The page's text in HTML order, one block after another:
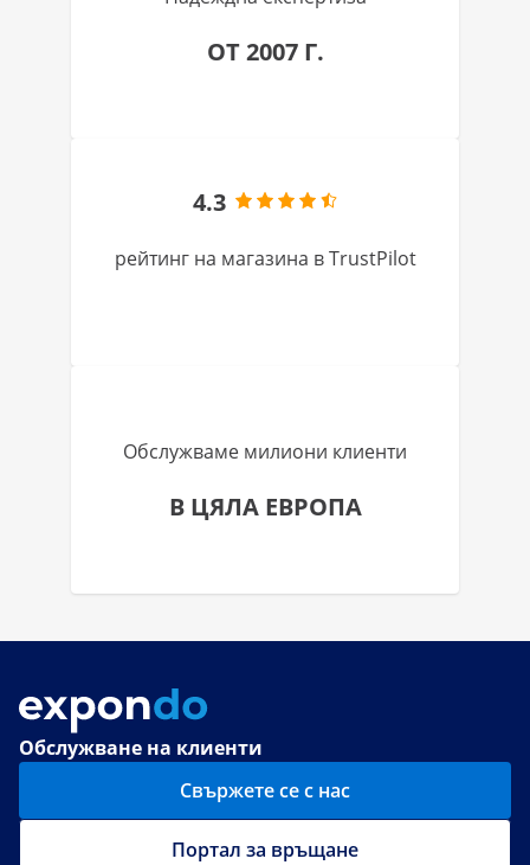
ОТ 2007 Г.
4.3
рейтинг на магазина в TrustPilot
Обслужваме милиони клиенти
В ЦЯЛА ЕВРОПА
Обслужване на клиенти
Свържете се с нас
Портал за връщане